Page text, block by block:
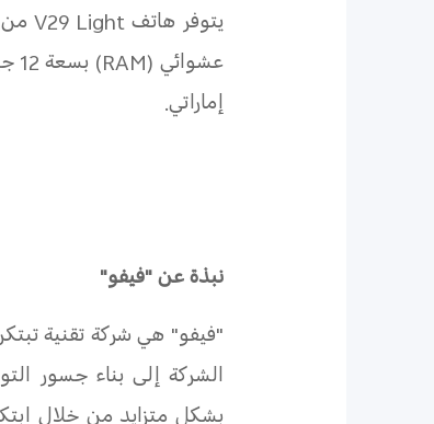
يتوفر هاتفV29 Light من
عشوائي (RAM
إماراتي.
نبذةعن "فيفو"
"فيفو" هي شركة تقنية
الشركة إلى بناء جسور